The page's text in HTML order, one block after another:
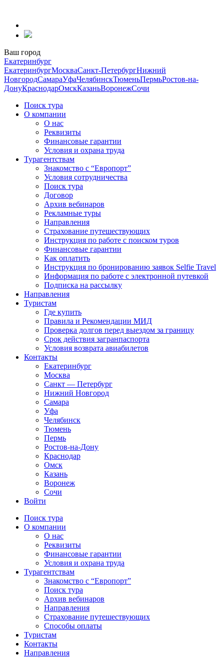
содержанию
Ваш город
Екатеринбург
ЕкатеринбургМоскваСанкт-ПетербургНижний
НовгородСамараУфаЧелябинскТюменьПермьРостов-на-
ДонуКраснодарОмскКазаньВоронежСочи
Поиск тура
О компании
О нас
Реквизиты
Финансовые гарантии
Условия и охрана труда
Турагентствам
Знакомство с “Европорт”
Условия сотрудничества
Поиск тура
Договор
Архив вебинаров
Рекламные туры
Направления
Страхование путешествующих
Инструкция по работе с поиском туров
Финансовые гарантии
Как оплатить
Инструкция по бронированию заявок Selfie Travel
Информация по работе с электронной путевкой
Подписка на рассылку
Направления
Туристам
Где купить
Правила и Рекомендации МИД
Проверка долгов перед выездом за границу
Срок действия загранпаспорта
Условия возврата авиабилетов
Контакты
Екатеринбург
Москва
Санкт — Петербург
Нижний Новгород
Самара
Уфа
Челябинск
Тюмень
Пермь
Ростов-на-Дону
Краснодар
Омск
Казань
Воронеж
Сочи
Войти
Поиск тура
О компании
О нас
Реквизиты
Финансовые гарантии
Условия и охрана труда
Турагентствам
Знакомство с “Европорт”
Поиск тура
Архив вебинаров
Направления
Страхование путешествующих
Способы оплаты
Туристам
Контакты
Направления